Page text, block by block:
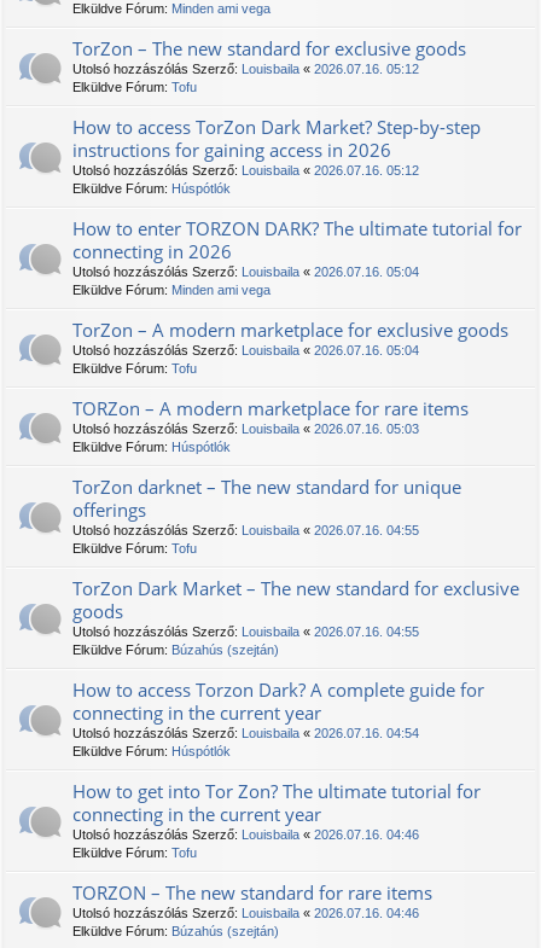
Elküldve Fórum: Minden ami vega
TorZon – The new standard for exclusive goods
Utolsó hozzászólás Szerző: Louisbaila « 2026.07.16. 05:12
Elküldve Fórum: Tofu
How to access TorZon Dark Market? Step-by-step
instructions for gaining access in 2026
Utolsó hozzászólás Szerző: Louisbaila « 2026.07.16. 05:12
Elküldve Fórum: Húspótlók
How to enter TORZON DARK? The ultimate tutorial for
connecting in 2026
Utolsó hozzászólás Szerző: Louisbaila « 2026.07.16. 05:04
Elküldve Fórum: Minden ami vega
TorZon – A modern marketplace for exclusive goods
Utolsó hozzászólás Szerző: Louisbaila « 2026.07.16. 05:04
Elküldve Fórum: Tofu
TORZon – A modern marketplace for rare items
Utolsó hozzászólás Szerző: Louisbaila « 2026.07.16. 05:03
Elküldve Fórum: Húspótlók
TorZon darknet – The new standard for unique
offerings
Utolsó hozzászólás Szerző: Louisbaila « 2026.07.16. 04:55
Elküldve Fórum: Tofu
TorZon Dark Market – The new standard for exclusive
goods
Utolsó hozzászólás Szerző: Louisbaila « 2026.07.16. 04:55
Elküldve Fórum: Búzahús (szejtán)
How to access Torzon Dark? A complete guide for
connecting in the current year
Utolsó hozzászólás Szerző: Louisbaila « 2026.07.16. 04:54
Elküldve Fórum: Húspótlók
How to get into Tor Zon? The ultimate tutorial for
connecting in the current year
Utolsó hozzászólás Szerző: Louisbaila « 2026.07.16. 04:46
Elküldve Fórum: Tofu
ТОRZON – The new standard for rare items
Utolsó hozzászólás Szerző: Louisbaila « 2026.07.16. 04:46
Elküldve Fórum: Búzahús (szejtán)